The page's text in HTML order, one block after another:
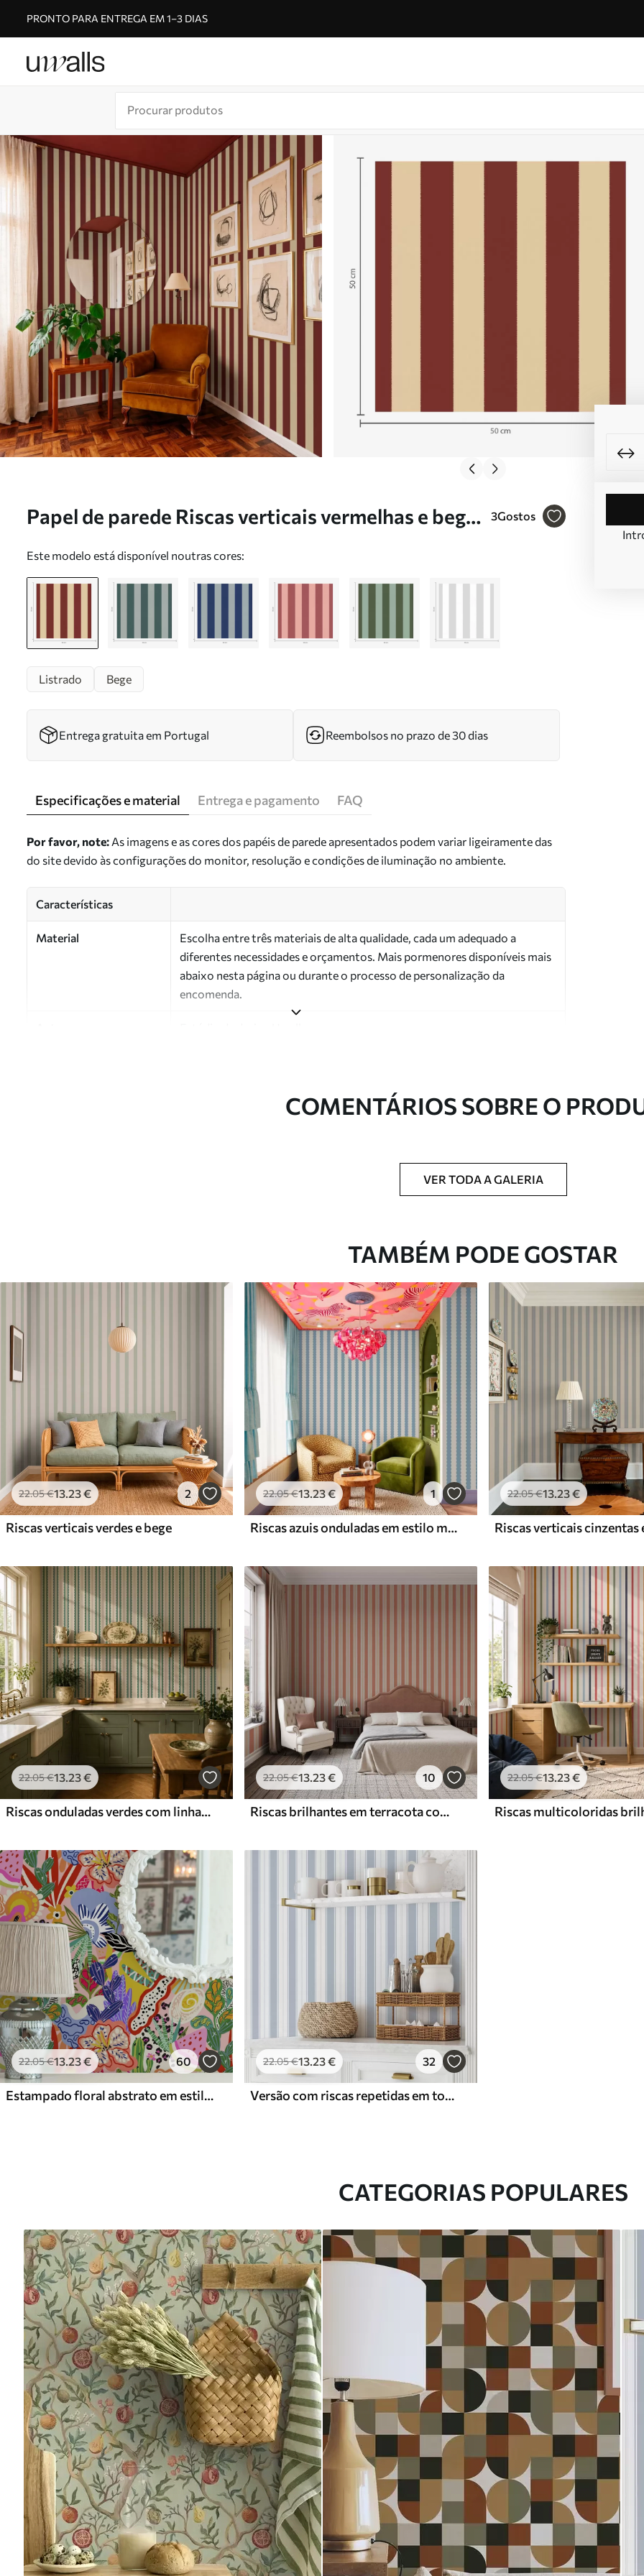
PRONTO PARA ENTREGA EM 1–3 DIAS
Papel de parede Riscas verticais vermelhas e bege
3Gostos
Este modelo está disponível noutras cores:
Listrado Bege
Entrega gratuita em Portugal Reembolsos no prazo de 30 dias
Especificações e material Entrega e pagamento FAQ
Por favor, note: As imagens e as cores dos papéis de parede apresentados podem variar ligeiramente das
do site devido às configurações do monitor, resolução e condições de iluminação no ambiente.
Características
Material
Escolha entre três materiais de alta qualidade, cada um adequado a
diferentes necessidades e orçamentos. Mais pormenores disponíveis mais
abaixo nesta página ou durante o processo de personalização da
encomenda.
Disponível com revestimento de verniz e/ou adesivo para papel de parede.
Pode ser limpo suavemente com uma esponja macia. Murais de parede
/m²
Premium Vinil Premium
65 .00 39 .00 € /m²
COMENTÁRIOS SOBRE O
VER TODA A GALERIA
TAMBÉM PODE GOSTAR
22.05€13.23€ 2
Riscas verticais verdes e bege
22.05€13.23€ 1
Riscas azuis onduladas em estilo minimalista
22.05€13.23€
Riscas verticais cinzentas
22.05€13.23€
Riscas onduladas verdes com linhas pontilhadas
22.05€13.23€ 10
Riscas brilhantes em terracota com detalhes em bege
22.05€13.23€
22.05€13.23€ 60
Estampado floral abstrato em estilo pop art
22.05€13.23€ 32
Versão com riscas repetidas em tons de cinzento-azul
CATEGORIAS POPULARES